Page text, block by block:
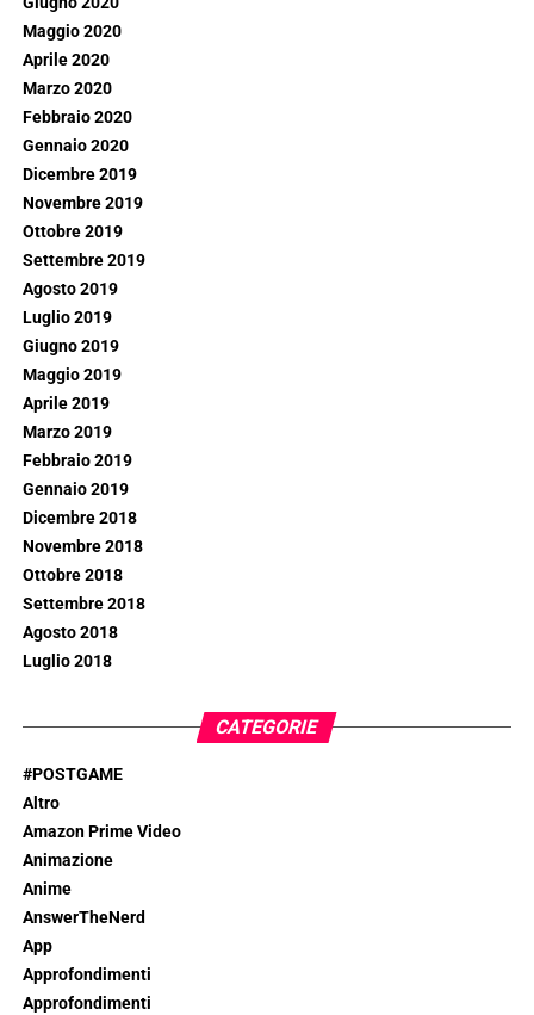
Maggio 2020
Aprile 2020
Marzo 2020
Febbraio 2020
Gennaio 2020
Dicembre 2019
Novembre 2019
Ottobre 2019
Settembre 2019
Agosto 2019
Luglio 2019
Giugno 2019
Maggio 2019
Aprile 2019
Marzo 2019
Febbraio 2019
Gennaio 2019
Dicembre 2018
Novembre 2018
Ottobre 2018
Settembre 2018
Agosto 2018
Luglio 2018
CATEGORIE
#POSTGAME
Altro
Amazon Prime Video
Animazione
Anime
AnswerTheNerd
App
Approfondimenti
Approfondimenti